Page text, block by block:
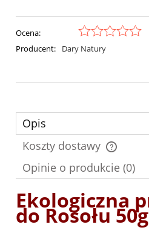
Ocena:
Producent:
Dary Natury
Opis
Koszty dostawy
Cena nie zawiera ewentualnych
Opinie o produkcie (0)
Ekologiczna
do Rosołu 50g